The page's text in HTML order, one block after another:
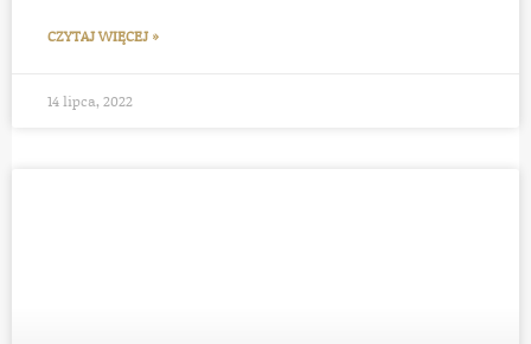
CZYTAJ WIĘCEJ »
14 lipca, 2022